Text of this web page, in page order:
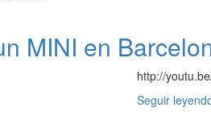
MINI en
http://
Seguir